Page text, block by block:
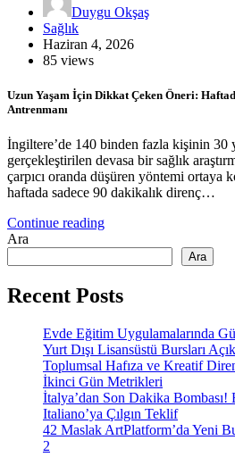
Duygu Okşaş
Sağlık
Haziran 4, 2026
85 views
Uzun Yaşam İçin Dikkat Çeken Öneri:
Antrenmanı
İngiltere’de 140 binden fazla kişinin 30
gerçekleştirilen devasa bir sağlık
çarpıcı oranda düşüren yöntemi ortaya
haftada sadece 90 dakikalık direnç…
Continue reading
Ara
Ara
Recent Posts
Evde Eğitim Uygulamalarında
Yurt Dışı Lisansüstü Bursları
Toplumsal Hafıza ve Kreatif
İkinci Gün Metrikleri
İtalya’dan Son Dakika Bombası!
Italiano’ya Çılgın Teklif
42 Maslak ArtPlatform’da Yeni
2